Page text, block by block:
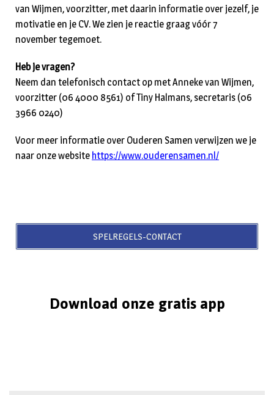
van Wijmen, voorzitter, met daarin informatie over jezelf, je
motivatie en je CV. We zien je reactie graag vóór 7
november tegemoet.
Heb je vragen?
Neem dan telefonisch contact op met Anneke van Wijmen,
voorzitter (06 4000 8561) of Tiny Halmans, secretaris (06
3966 0240)
Voor meer informatie over Ouderen Samen verwijzen we je
naar onze website https://www.ouderensamen.nl/
SPELREGELS-CONTACT
Download onze gratis app